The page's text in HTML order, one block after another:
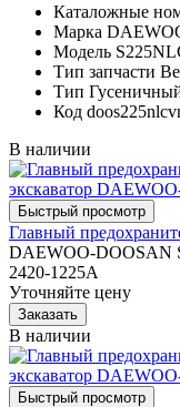
Каталожные
Марка
Модель
Тип запчасти
Тип
Код
В наличии
Главный
DAEWOO-DOOSAN
2420-1225A
Уточняйте цену
В наличии